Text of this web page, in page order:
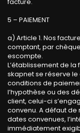
facture.
5 – PAIEMENT
a) Article 1. Nos
comptant, par
escompte.
L’établissement de
skapnet se réserve
conditions de
l’hypothèse ou des
client, celui-ci
convenu. A défaut de
dates convenues,
immédiatement